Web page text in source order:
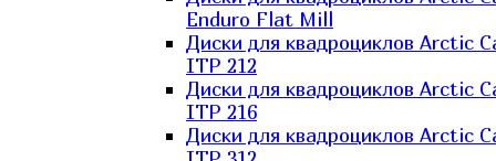
Enduro Flat Mill
Диски для квадроциклов Arctic
ITP 212
Диски для квадроциклов Arctic
ITP 216
Диски для квадроциклов Arctic